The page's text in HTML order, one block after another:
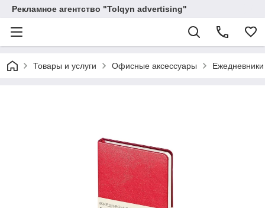
Рекламное агентство "Tolqyn advertising"
Товары и услуги Офисные аксессуары Ежедневники